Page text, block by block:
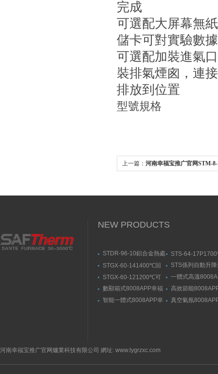
完成
可選配大屏幕無紙
儲卡可對實驗數
可選配加裝進氣口
裝排氣煙囪，
排放到位置
型號規格
上一篇： 河南幸福宝推广官网STM-
NEW PRODUCTS
STDR-96-10鋁合金熱處
理爐-箱式幸福宝污APP
STS-64-
動升降式燒結爐
STGX-60-141400℃回
轉幸福宝污版下载（剛
STS係列自動升
結爐
STGX-60-121200℃可
傾斜幸福宝污版下载
一體式高溫
福宝隐藏入口
數顯箱式8008APP幸福
宝隐藏入口
高效節能
宝隐藏入口
智能一體式8008APP幸
真空氣氛
河南幸福宝推广官网爐業科技有限公司 網址: www.lygrzxc.com